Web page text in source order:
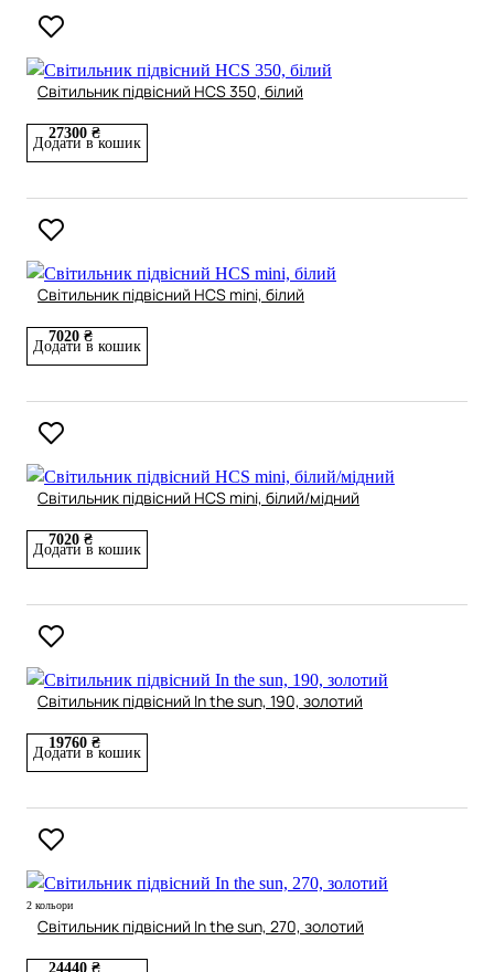
Світильник підвісний HCS 350, білий
27300 ₴
Додати в кошик
Світильник підвісний HCS mini, білий
7020 ₴
Додати в кошик
Світильник підвісний HCS mini, білий/мідний
7020 ₴
Додати в кошик
Світильник підвісний In the sun, 190, золотий
19760 ₴
Додати в кошик
2 кольори
Світильник підвісний In the sun, 270, золотий
24440 ₴